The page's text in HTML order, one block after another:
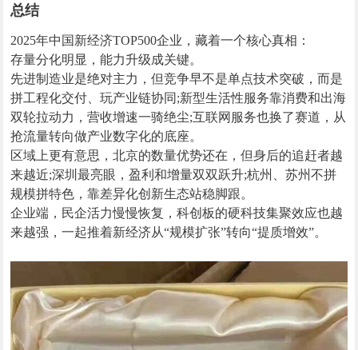
总结
2025年中国新经济TOP500企业，藏着一个核心真相：
存量分化明显，能力升级成关键。
先进制造业是绝对主力，但竞争早不是单点技术突破，而是
拼工程化交付、玩产业链协同;新型生活性服务靠消费和出海
双轮拉动力，营收增速一骑绝尘;互联网服务也换了赛道，从
抢流量转向做产业数字化的底座。
区域上更有意思，北京的数量优势还在，但身后的追赶者越
来越近;深圳最亮眼，盈利和增量双双跃升;杭州、苏州不拼
规模拼特色，靠差异化创新生态站稳脚跟。
企业端，民企活力慢慢恢复，科创板的硬科技集聚效应也越
来越强，一起推着新经济从“规模扩张”转向“提质增效”。